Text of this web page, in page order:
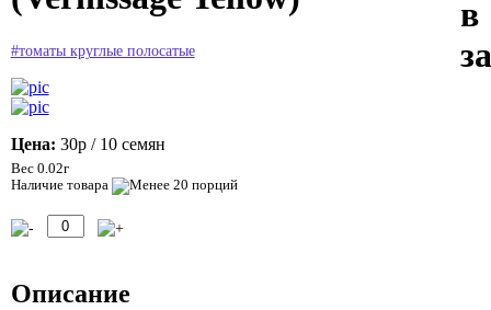
#томаты круглые полосатые
Цена: 30р / 10 семян
Вес 0.02г
Наличие товара
Описание